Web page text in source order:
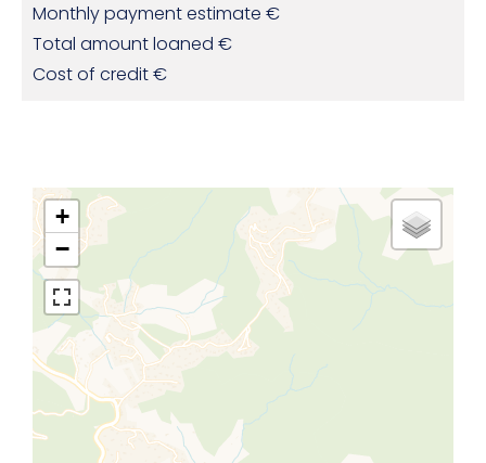
Monthly payment estimate €
Total amount loaned €
Cost of credit€
+
−